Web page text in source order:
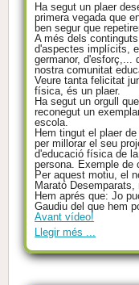
Ha segut un plaer
primera vegada que
ben segur que
A més dels
d'aspectes implícits,
germanor, d'esforç,...
nostra comunitat
Veure tanta felicitat
física, és un plaer.
Ha segut un orgull
reconegut un
escola.
Hem tingut el plaer
per millorar el seu
d'educació física de
persona. Exemple de
Per aquest motiu, el
Marató
Hem aprés que: Jo
Gaudiu del que hem
Avant vídeo!
Llegir més ...